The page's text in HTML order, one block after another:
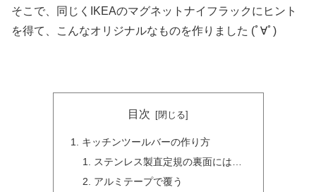
そこで、同じくIKEAのマグネットナイフラックにヒント
を得て、こんなオリジナルなものを作りました (ﾟ∀ﾟ)
目次
キッチンツールバーの作り方
ステンレス製直定規の裏面には…
アルミテープで覆う